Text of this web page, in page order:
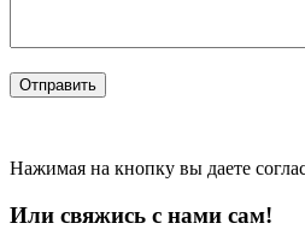
Нажимая на кнопку вы даете
Или свяжись с нами сам!